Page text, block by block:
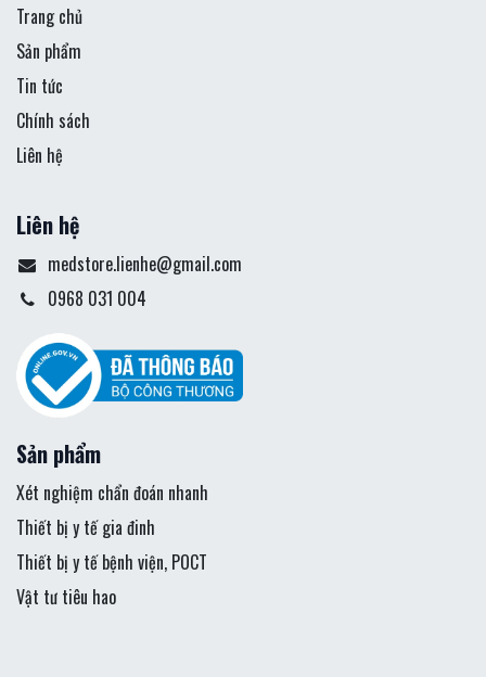
Trang chủ
Sản phẩm
Tin tức
Chính sách
Liên hệ
Liên hệ
medstore.lienhe@gmail.com
0968 031 004
Sản phẩm
Xét nghiệm chẩn đoán nhanh
Thiết bị y tế gia đinh
Thiết bị y tế bệnh viện, POCT
Vật tư tiêu hao